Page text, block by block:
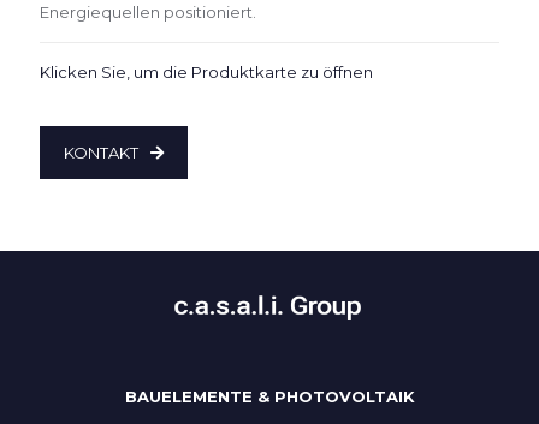
Energiequellen positioniert.
Klicken Sie, um die Produktkarte zu öffnen
KONTAKT
BAUELEMENTE & PHOTOVOLTAIK